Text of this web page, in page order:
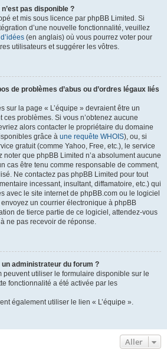
pas disponible ?
et mis sous licence par phpBB Limited. Si
d’une nouvelle fonctionnalité, veuillez
(en anglais) où vous pourrez voter pour
utilisateurs et suggérer les vôtres.
de problèmes d’abus ou d’ordres légaux liés
sur la page « L’équipe » devraient être un
problèmes. Si vous n’obtenez aucune
alors contacter le propriétaire du domaine
grâce à une requête WHOIS), ou, si
gratuit (comme Yahoo, Free, etc.), le service
noter que phpBB Limited n’a absolument aucune
cas être tenu comme responsable de comment,
Ne contactez pas phpBB Limited pour tout
incessant, insultant, diffamatoire, etc.) qui
avec le site internet de phpBB.com ou le logiciel
un courrier électronique à phpBB
de tierce partie de ce logiciel, attendez-vous
ne pas recevoir de réponse.
administrateur du forum ?
peuvent utiliser le formulaire disponible sur le
fonctionnalité a été activée par les
également utiliser le lien « L’équipe ».
Aller